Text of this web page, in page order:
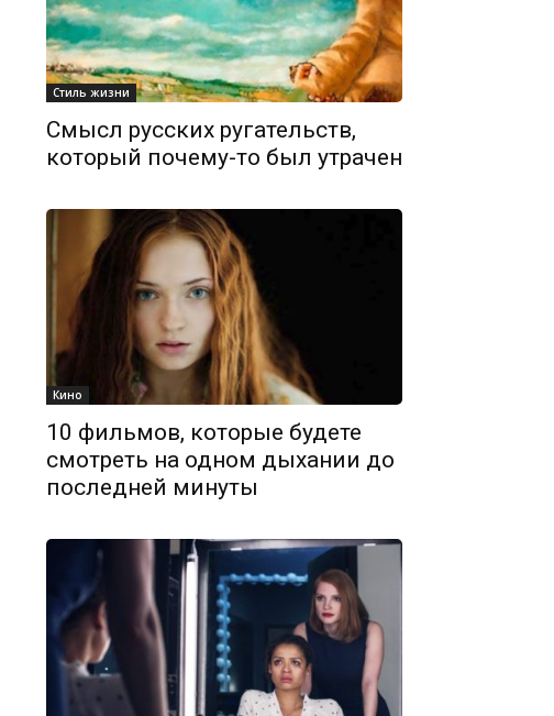
Стиль жизни
Смысл русских ругательств,
который почему-то был утрачен
Кино
10 фильмов, которые будете
смотреть на одном дыхании до
последней минуты